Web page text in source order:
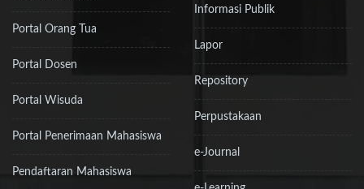
Portal Orang Tua
Portal Dosen
Portal Wisuda
Portal Penerimaan Mahasiswa
Pendaftaran Mahasiswa
Informasi Publik
Lapor
Repository
Perpustakaan
e-Journal